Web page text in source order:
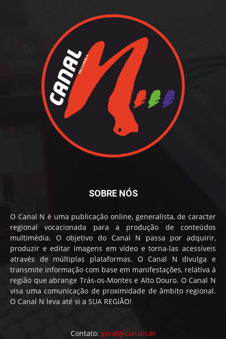
SOBRE NÓS
O Canal N é uma publicação online, generalista, de caracter
regional vocacionada para a produção de conteúdos
multimédia. O objetivo do Canal N passa por adquirir,
produzir e editar imagens em vídeo e torna-las acessíveis
através de múltiplas plataformas. O Canal N divulga e
transmite informação com base em manifestações, relativa à
região que abrange Trás-os-Montes e Alto Douro. O Canal N
visa uma comunicação de proximidade de âmbito regional.
O Canal N leva até si a SUA REGIÃO!
Contato: geral@canaln.tv